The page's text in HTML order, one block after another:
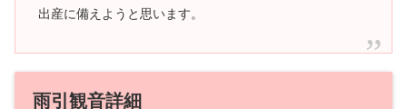
出産に備えようと思います。
雨引観音詳細